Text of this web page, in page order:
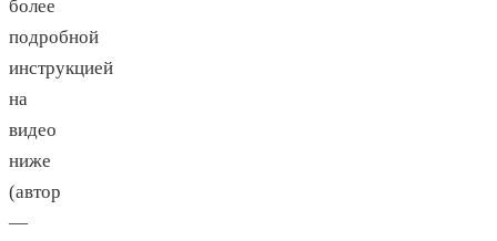
более
подробной
инструкцией
на
видео
ниже
(автор
—